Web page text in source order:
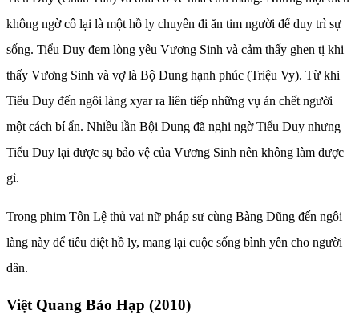
không ngờ cô lại là một hồ ly chuyên đi ăn tim người để duy trì sự
sống. Tiểu Duy đem lòng yêu Vương Sinh và cảm thấy ghen tị khi
thấy Vương Sinh và vợ là Bộ Dung hạnh phúc (Triệu Vy). Từ khi
Tiểu Duy đến ngôi làng xyar ra liên tiếp những vụ án chết người
một cách bí ẩn. Nhiều lần Bội Dung đã nghi ngờ Tiểu Duy nhưng
Tiểu Duy lại được sụ bảo vệ của Vương Sinh nên không làm được
gì.
Trong phim Tôn Lệ thủ vai nữ pháp sư cùng Bàng Dũng đến ngôi
làng này để tiêu diệt hồ ly, mang lại cuộc sống bình yên cho người
dân.
Việt Quang Bảo Hạp (2010)